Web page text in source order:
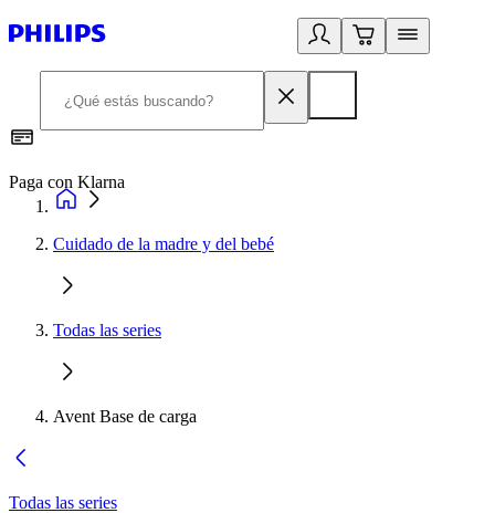
Paga con Klarna
Cuidado de la madre y del bebé
Todas las series
Avent Base de carga
Todas las series